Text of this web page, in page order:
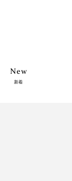
新着